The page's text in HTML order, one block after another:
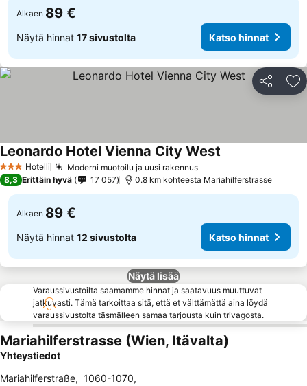
Alkaen 89 €
Näytä hinnat 17 sivustolta Katso hinnat
Jaa
3 Tähtiluokitus
Hotelli Moderni muotoilu ja uusi rakennus
Leonardo Hotel Vienna City West
8,3 Erittäin hyvä 17 057 0.8 km kohteesta Mariahilferstrasse
Alkaen 89 €
Näytä hinnat 12 sivustolta Katso hinnat
Näytä lisää
Varaussivustoilta saamamme hinnat ja saatavuus muuttuvat
jatkuvasti. Tämä tarkoittaa sitä, että et välttämättä aina löydä
varaussivustolta täsmälleen samaa tarjousta kuin trivagosta.
Mariahilferstrasse (Wien, Itävalta)
Yhteystiedot
Mariahilferstraße, 1060-1070,